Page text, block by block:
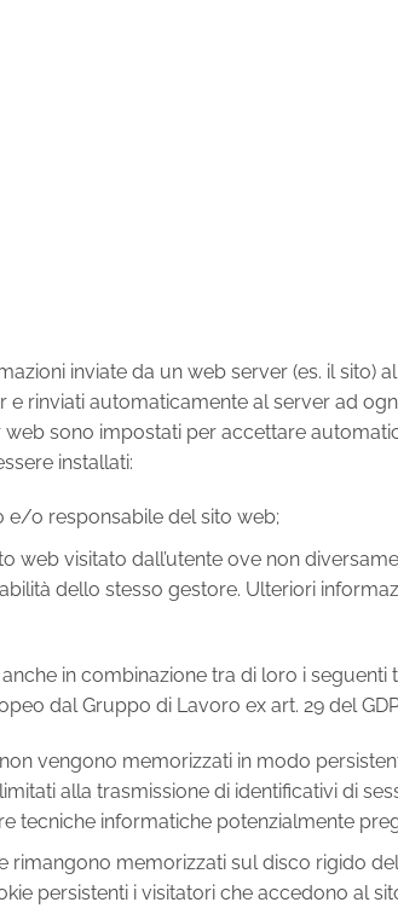
inviate da un web server (es. il sito)
rinviati automaticamente al server ad
sono impostati per accettare
installati:
o responsabile del sito web;
web visitato dall’utente ove non
dello stesso gestore. Ulteriori
in combinazione tra di loro i
dal Gruppo di Lavoro ex art. 29 del
vengono memorizzati in modo
alla trasmissione di identificativi di
tecniche informatiche potenzialmente
rimangono memorizzati sul disco rigido
persistenti i visitatori che accedono al